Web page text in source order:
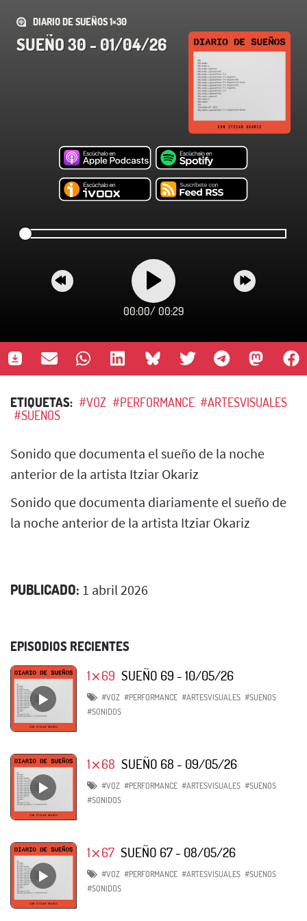
DIARIO DE SUEÑOS 1×30
SUEÑO 30 - 01/04/26
00:00/ 00:29
ETIQUETAS: #VOZ #PERFORMANCE #ARTESVISUALES
#SUENOS
Sonido que documenta el sueño de la noche
anterior de la artista Itziar Okariz
Sonido que documenta diariamente el sueño de
la noche anterior de la artista Itziar Okariz
PUBLICADO: 1 abril 2026
EPISODIOS RECIENTES
1⨯69 SUEÑO 69 - 10/05/26
#VOZ #PERFORMANCE #ARTESVISUALES #SUENOS
#SONIDOS
1⨯68 SUEÑO 68 - 09/05/26
#VOZ #PERFORMANCE #ARTESVISUALES #SUENOS
#SONIDOS
1⨯67 SUEÑO 67 - 08/05/26
#VOZ #PERFORMANCE #ARTESVISUALES #SUENOS
#SONIDOS